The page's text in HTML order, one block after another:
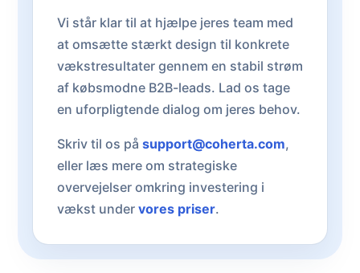
Vi står klar til at hjælpe jeres team med
at omsætte stærkt design til konkrete
vækstresultater gennem en stabil strøm
af købsmodne B2B-leads. Lad os tage
en uforpligtende dialog om jeres behov.
Skriv til os på support@coherta.com,
eller læs mere om strategiske
overvejelser omkring investering i
vækst under vores priser.